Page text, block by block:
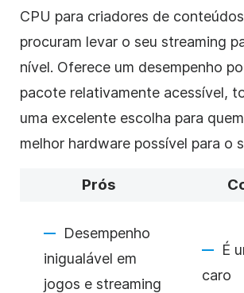
CPU para criadores de
procuram levar o seu streaming
nível. Oferece um desempenho
pacote relativamente acessível,
uma excelente escolha para
melhor hardware possível para o
Prós
Desempenho
inigualável em
jogos e streaming
É
caro